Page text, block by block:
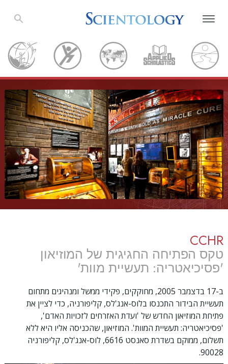
CCHR
טקס הפתיחה החגיגית של המוזיאון
'פסיכיאטריה: תעשיית מוות'
ב-17 בדצמבר 2005, מחוקקים, פקידי ממשל ומנהיגים מתחום
תעשיית הבידור התכנסו בלוס-אנג'לס, קליפורניה, כדי לציין את
פתיחת המוזיאון החדש של 'ועדת האזרחים לזכויות האדם',
'פסיכיאטריה: תעשיית המוות'. המוזיאון, שהכניסה אליו היא ללא
תשלום, ממוקם בשדרת סאנסט 6616, לוס-אנג'לס, קליפורניה
90028.